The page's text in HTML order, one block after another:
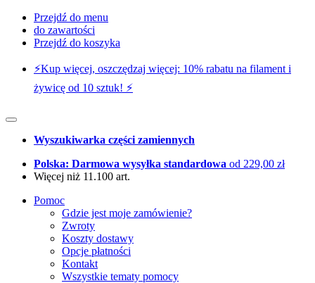
Przejdź do menu
do zawartości
Przejdź do koszyka
⚡️Kup więcej, oszczędzaj więcej: 10% rabatu na filament i
żywicę od 10 sztuk! ⚡️
Wyszukiwarka części zamiennych
Polska: Darmowa wysyłka standardowa od 229,00 zł
Więcej niż 11.100 art.
Pomoc
Gdzie jest moje zamówienie?
Zwroty
Koszty dostawy
Opcje płatności
Kontakt
Wszystkie tematy pomocy